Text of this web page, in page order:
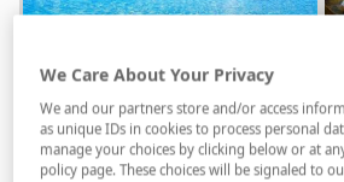
Sbh Club Paraiso
Playa
Playa De Jandía (Fuerteventura)
Todo incluido
We Care About Your Privacy
We and our partners store and/or access
as unique IDs in cookies to process personal
manage your choices by clicking below or at
policy page. These choices will be signaled to